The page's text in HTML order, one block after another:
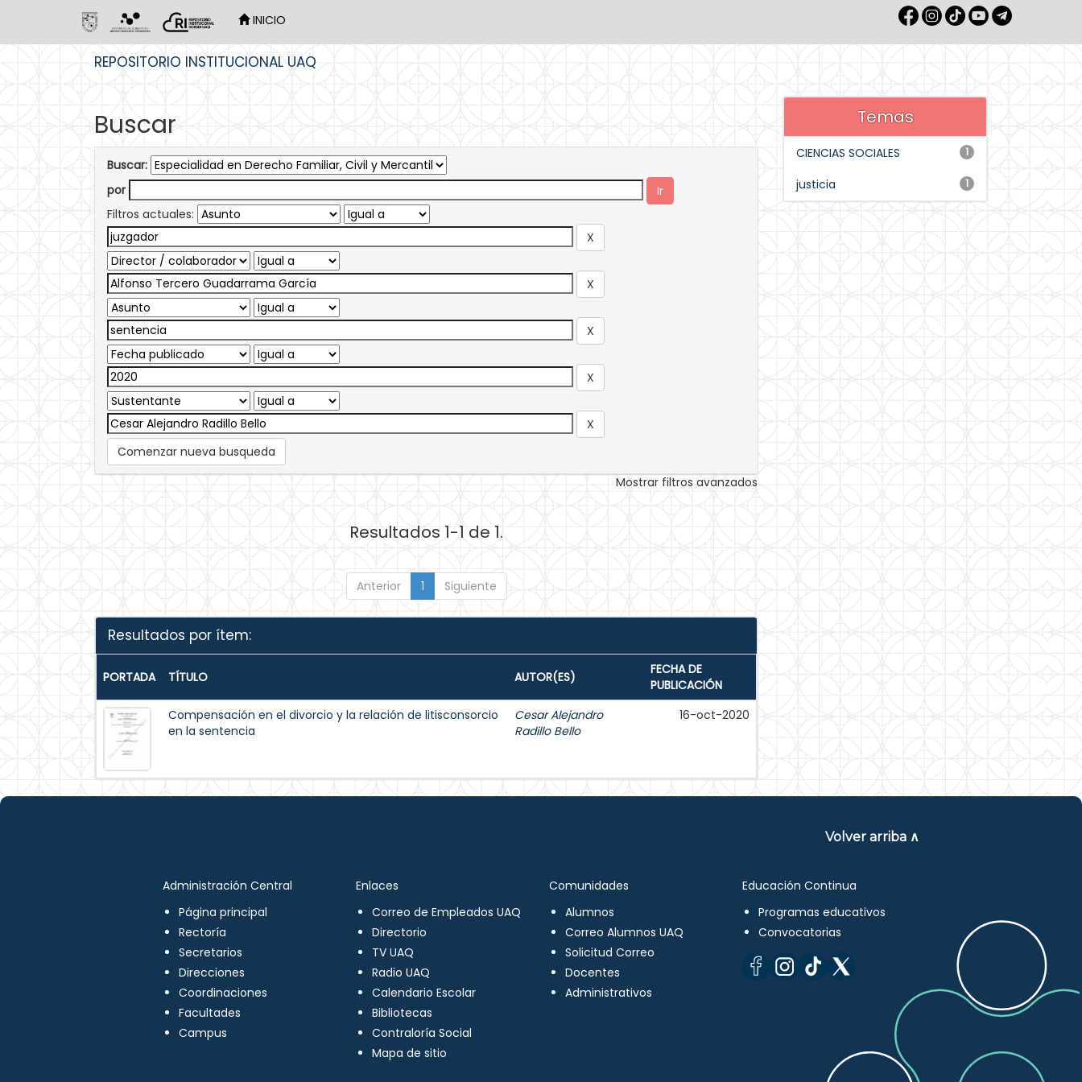
INICIO
REPOSITORIO INSTITUCIONAL UAQ
Buscar
Buscar:
por
Filtros actuales:
Comenzar nueva busqueda
Mostrar filtros avanzados
Resultados 1-1 de 1.
Anterior 1 Siguiente
Resultados por ítem:
PORTADA TÍTULO AUTOR(ES)
FECHA DE
PUBLICACIÓN
Compensación en el divorcio y la relación de litisconsorcio
en la sentencia
Cesar Alejandro
Radillo Bello
16-oct-2020
Temas
1
CIENCIAS SOCIALES
1
justicia
Volver arriba ∧
Administración Central
Página principal
Rectoría
Secretarios
Direcciones
Coordinaciones
Facultades
Campus
Enlaces
Correo de Empleados UAQ
Directorio
TV UAQ
Radio UAQ
Calendario Escolar
Bibliotecas
Contraloría Social
Mapa de sitio
Comunidades
Alumnos
Correo Alumnos UAQ
Solicitud Correo
Docentes
Administrativos
Educación Continua
Programas educativos
Convocatorias